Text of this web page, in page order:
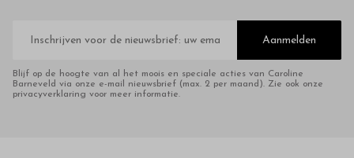
mailadres
Aanmelden
Blijf op de hoogte van al het moois en speciale acties van Caroline
Barneveld via onze e-mail nieuwsbrief (max. 2 per maand). Zie ook onze
privacyverklaring voor meer informatie.